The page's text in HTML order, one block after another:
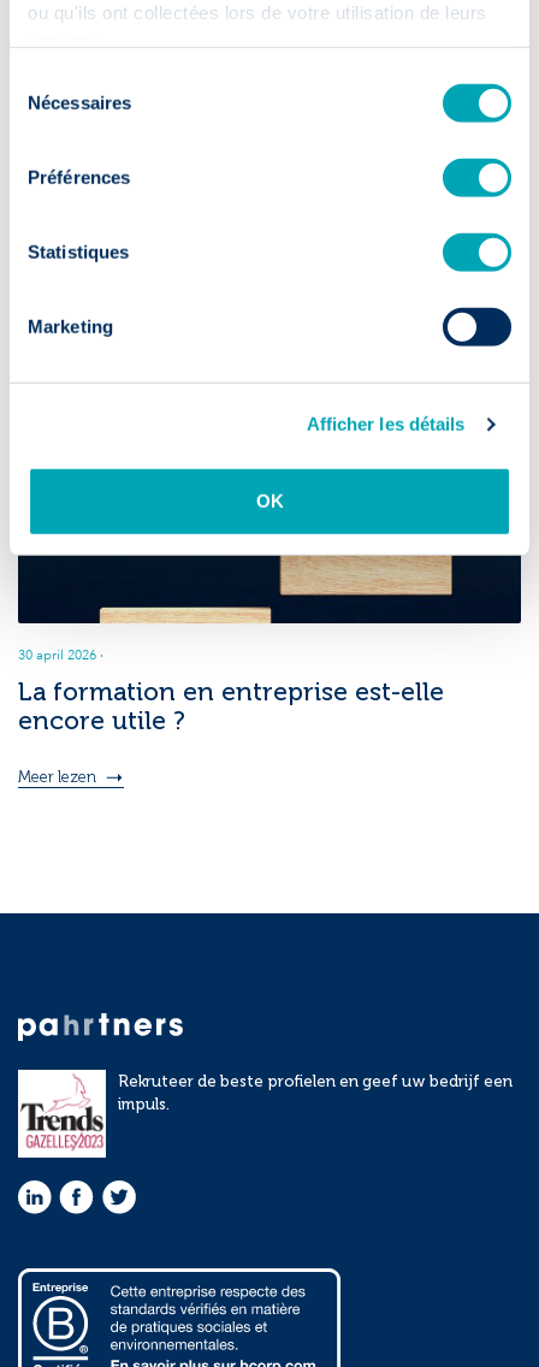
ou qu'ils ont collectées lors de votre utilisation de leurs
Nécessaires
Préférences
Statistiques
Marketing
Afficher les détails
OK
Corp™.
30 april 2026 ·
La formation en entreprise est-elle
encore utile ?
Meer lezen
Rekruteer de beste profielen en geef uw bedrijf een
impuls.